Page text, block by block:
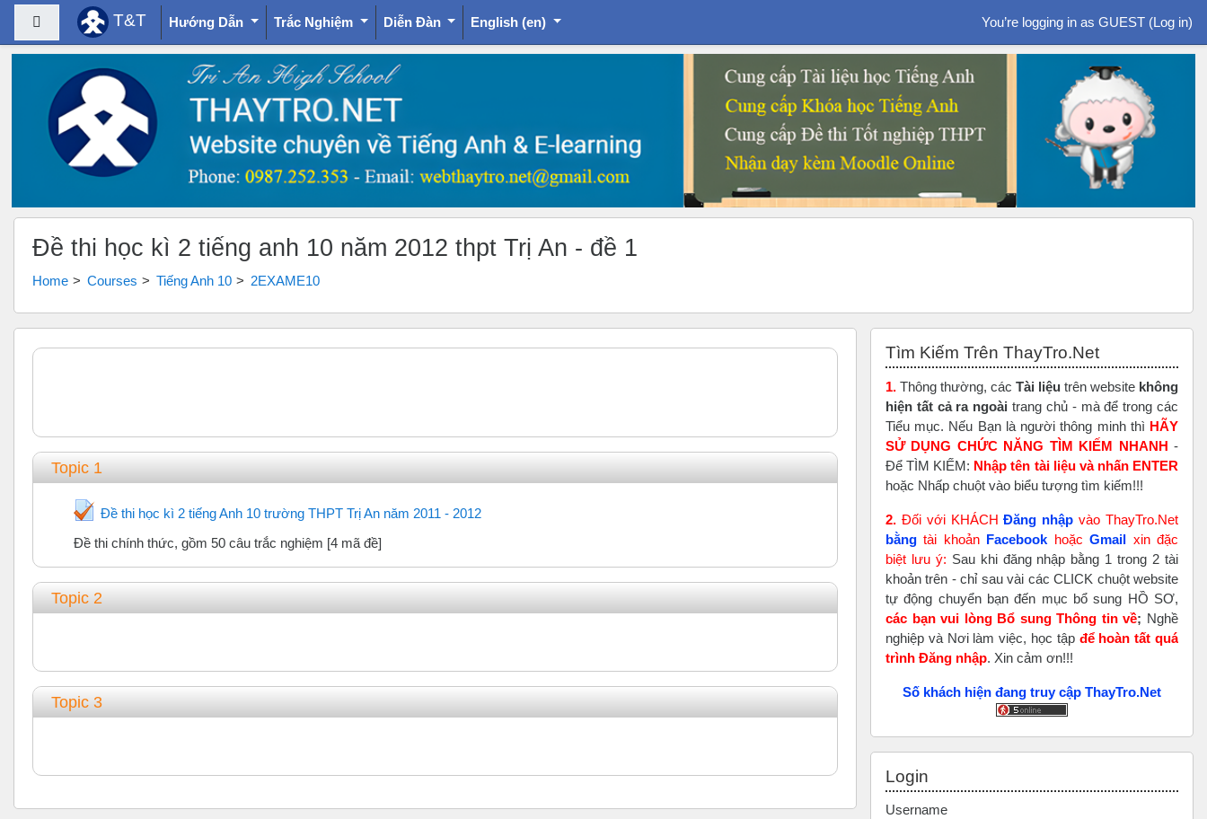
Skip to main content
Side panel T&T Hướng Dẫn Trắc Nghiệm Diễn Đàn English ‎(en)‎ You’re logging in as GUEST (Log in)
Đề thi học kì 2 tiếng anh 10 năm 2012 thpt Trị An - đề 1
Home Courses Tiếng Anh 10 2EXAME10
Topic outline
Topic 1
Đề thi học kì 2 tiếng Anh 10 trường THPT Trị An năm 2011 - 2012
Quiz
Đề thi chính thức, gồm 50 câu trắc nghiệm [4 mã đề]
Topic 2
Topic 3
Tìm Kiếm Trên ThayTro.Net
1. Thông thường, các Tài liệu trên website không
hiện tất cả ra ngoài trang chủ - mà để trong các
Tiểu mục. Nếu Bạn là người thông minh thì HÃY
SỬ DỤNG CHỨC NĂNG TÌM KIẾM NHANH -
Để TÌM KIẾM: Nhập tên tài liệu và nhấn ENTER
hoặc Nhấp chuột vào biểu tượng tìm kiếm!!!
2. Đối với KHÁCHĐăng nhập vào ThayTro.Net
bằng tài khoản Facebook hoặcGmail xin đặc
biệt lưu ý: Sau khi đăng nhập bằng 1 trong 2 tài
khoản trên - chỉ sau vài các CLICK chuột website
tự động chuyển bạn đến mục bổ sung HỒ SƠ,
các bạn vui lòng Bổ sung Thông tin về; Nghề
nghiệp và Nơi làm việc, học tập để hoàn tấtquá
trình Đăng nhập. Xin cảm ơn!!!
Số khách hiện đang truy cập ThayTro.Net
Login
Username